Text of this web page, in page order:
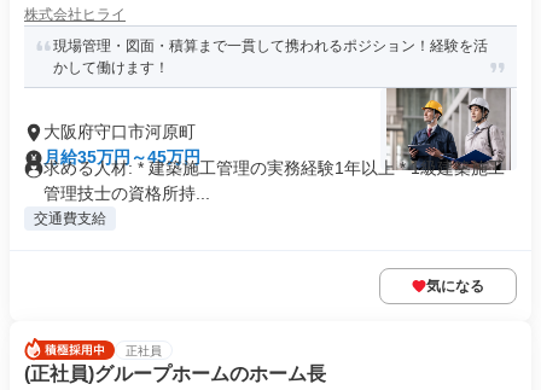
株式会社ヒライ
現場管理・図面・積算まで一貫して携われるポジション！経験を活
かして働けます！
大阪府守口市河原町
月給35万円～45万円
求める人材: * 建築施工管理の実務経験1年以上 * 1級建築施工
管理技士の資格所持...
交通費支給
気になる
正社員
(正社員)グループホームのホーム長